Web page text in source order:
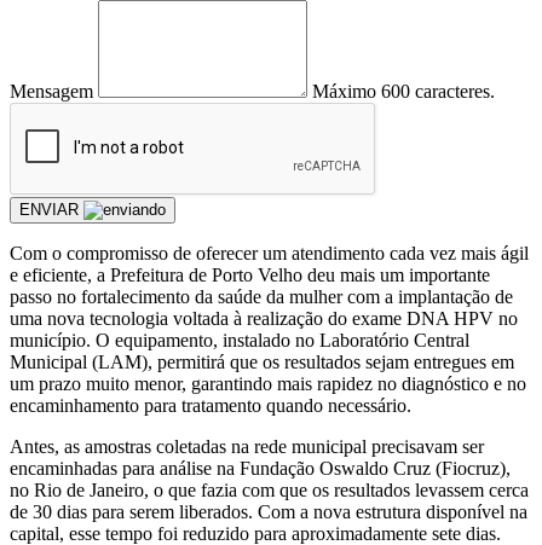
Mensagem Máximo 600 caracteres.
ENVIAR
Com o compromisso de oferecer um atendimento cada vez mais ágil
e eficiente, a Prefeitura de Porto Velho deu mais um importante
passo no fortalecimento da saúde da mulher com a implantação de
uma nova tecnologia voltada à realização do exame DNA HPV no
município. O equipamento, instalado no Laboratório Central
Municipal (LAM), permitirá que os resultados sejam entregues em
um prazo muito menor, garantindo mais rapidez no diagnóstico e no
encaminhamento para tratamento quando necessário.
Antes, as amostras coletadas na rede municipal precisavam ser
encaminhadas para análise na Fundação Oswaldo Cruz (Fiocruz),
no Rio de Janeiro, o que fazia com que os resultados levassem cerca
de 30 dias para serem liberados. Com a nova estrutura disponível na
capital, esse tempo foi reduzido para aproximadamente sete dias.